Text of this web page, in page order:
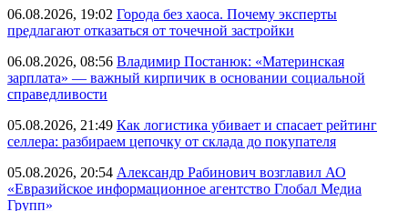
06.08.2026, 19:02 Города без хаоса. Почему эксперты
предлагают отказаться от точечной застройки
06.08.2026, 08:56 Владимир Постанюк: «Материнская
зарплата» — важный кирпичик в основании социальной
справедливости
05.08.2026, 21:49 Как логистика убивает и спасает рейтинг
селлера: разбираем цепочку от склада до покупателя
05.08.2026, 20:54 Александр Рабинович возглавил АО
«Евразийское информационное агентство Глобал Медиа
Групп»